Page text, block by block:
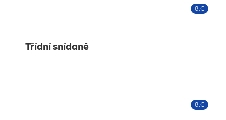
8.C
Třídní snídaně
8.C